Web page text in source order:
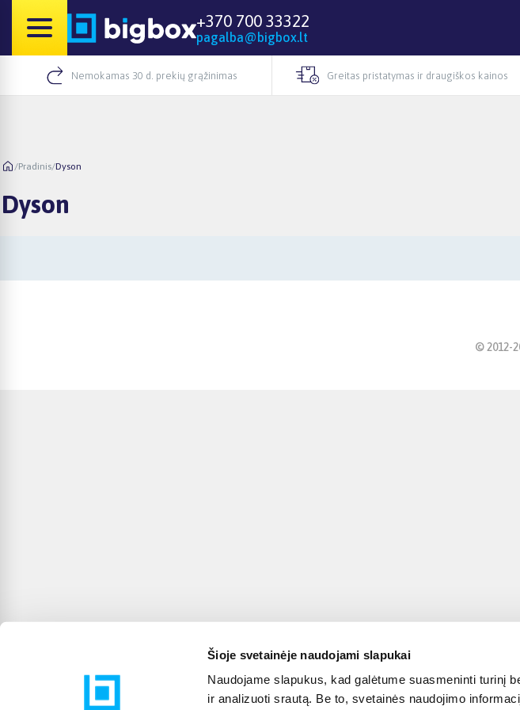
Šioje svetainėje naudojami slapukai
Naudojame slapukus, kad galėtume suasmeninti turinį
ir analizuoti srautą. Be to, svetainės naudojimo
+370 700 33322
pagalba@bigbox.lt
Nemokamas 30 d. prekių grąžinimas Greitas pristatymas ir draugiškos kainos
/Pradinis/Dyson
Dyson
© 2012-